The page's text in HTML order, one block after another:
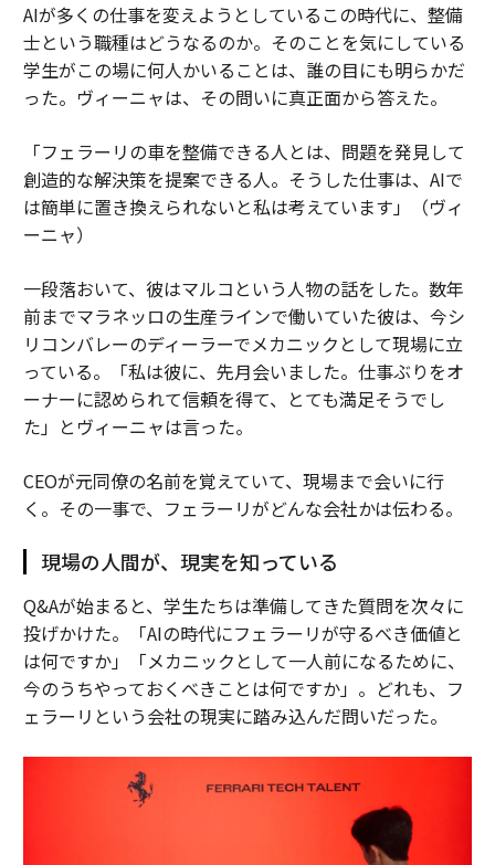
AIが多くの仕事を変えようとしているこの時代に、整備
士という職種はどうなるのか。そのことを気にしている
学生がこの場に何人かいることは、誰の目にも明らかだ
った。ヴィーニャは、その問いに真正面から答えた。
「フェラーリの車を整備できる人とは、問題を発見して
創造的な解決策を提案できる人。そうした仕事は、AIで
は簡単に置き換えられないと私は考えています」（ヴィ
ーニャ）
一段落おいて、彼はマルコという人物の話をした。数年
前までマラネッロの生産ラインで働いていた彼は、今シ
リコンバレーのディーラーでメカニックとして現場に立
っている。「私は彼に、先月会いました。仕事ぶりをオ
ーナーに認められて信頼を得て、とても満足そうでし
た」とヴィーニャは言った。
CEOが元同僚の名前を覚えていて、現場まで会いに行
く。その一事で、フェラーリがどんな会社かは伝わる。
現場の人間が、現実を知っている
Q&Aが始まると、学生たちは準備してきた質問を次々に
投げかけた。「AIの時代にフェラーリが守るべき価値と
は何ですか」「メカニックとして一人前になるために、
今のうちやっておくべきことは何ですか」。どれも、フ
ェラーリという会社の現実に踏み込んだ問いだった。